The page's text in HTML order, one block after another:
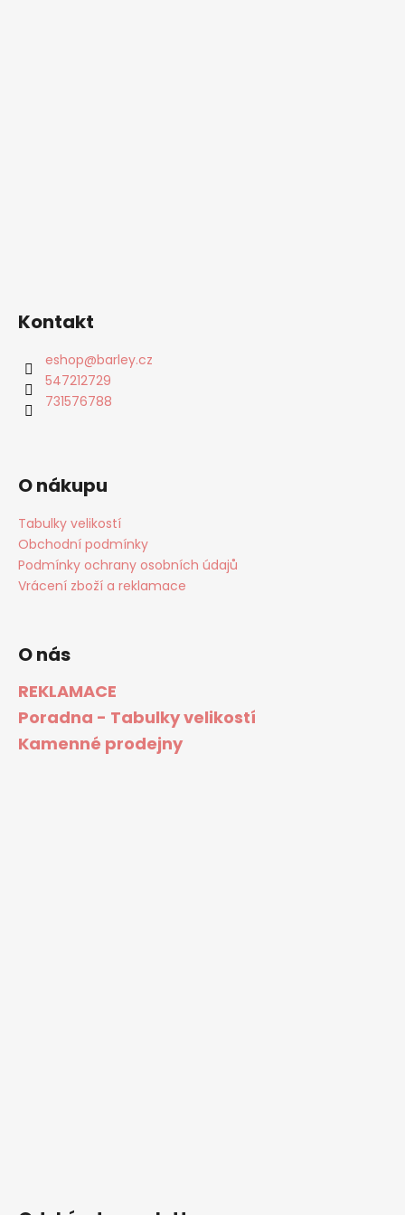
Kontakt
eshop@barley.cz
547212729
731576788
O nákupu
Tabulky velikostí
Obchodní podmínky
Podmínky ochrany osobních údajů
Vrácení zboží a reklamace
O nás
REKLAMACE
Poradna - Tabulky velikostí
Kamenné prodejny